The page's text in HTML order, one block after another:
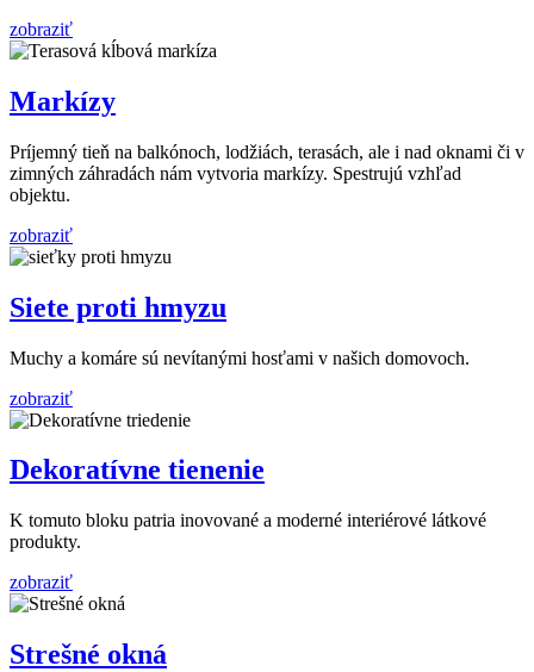
zobraziť
Markízy
Príjemný tieň na balkónoch, lodžiách, terasách, ale i nad oknami či v
zimných záhradách nám vytvoria markízy. Spestrujú vzhľad
objektu.
zobraziť
Siete proti hmyzu
Muchy a komáre sú nevítanými hosťami v našich domovoch.
zobraziť
Dekoratívne tienenie
K tomuto bloku patria inovované a moderné interiérové látkové
produkty.
zobraziť
Strešné okná